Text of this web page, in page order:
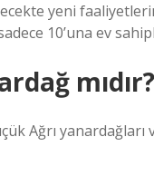
yeni
10’una ev
mıdır?
Ağrı